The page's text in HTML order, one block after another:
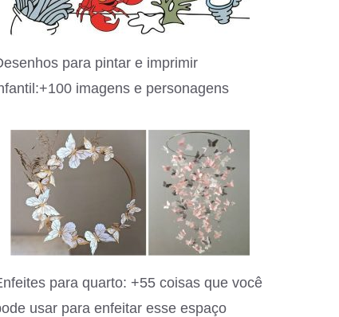
para pintar e imprimir
imagens e personagens
para quarto: +55 coisas que você
usar para enfeitar esse espaço